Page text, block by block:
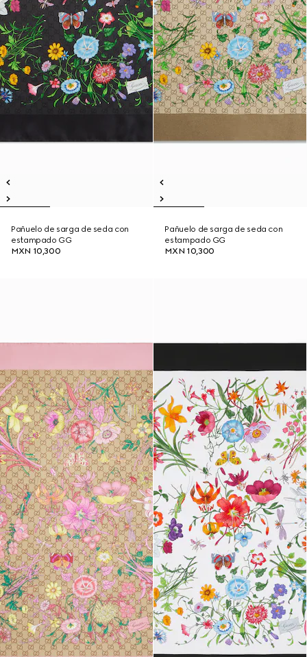
Pañuelo de sarga de seda con
estampado GG
MXN 10,300
Pañuelo de sarga de seda con
estampado GG
MXN 10,300